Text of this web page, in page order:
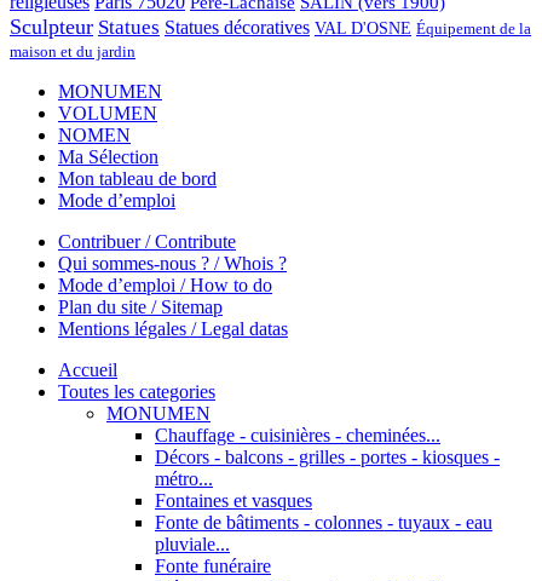
Sculpteur Statues Statues décoratives VAL D'OSNE Équipement de la
maison et du jardin
MONUMEN
VOLUMEN
NOMEN
Ma Sélection
Mon tableau de bord
Mode d’emploi
Contribuer / Contribute
Qui sommes-nous ? / Whois ?
Mode d’emploi / How to do
Plan du site / Sitemap
Mentions légales / Legal datas
Accueil
Toutes les categories
MONUMEN
Chauffage - cuisinières - cheminées...
Décors - balcons - grilles - portes - kiosques -
métro...
Fontaines et vasques
Fonte de bâtiments - colonnes - tuyaux - eau
pluviale...
Fonte funéraire